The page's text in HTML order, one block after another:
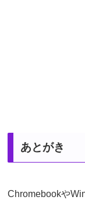
あとがき
Chromebookや